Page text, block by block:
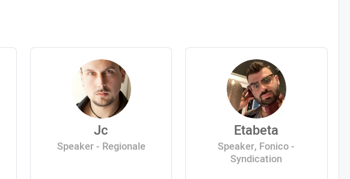
Jc
Speaker - Regionale
Etabeta
Speaker, Fonico -
Syndication